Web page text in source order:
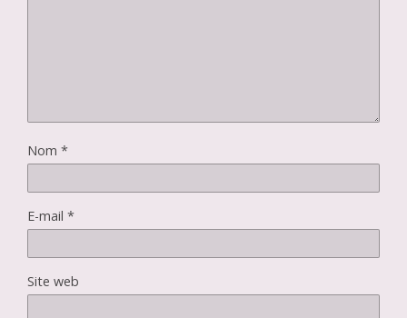
Nom *
E-mail *
Site web